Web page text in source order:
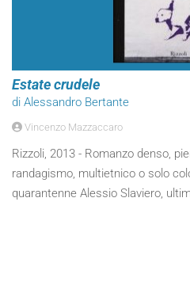
Estate crudele
di Alessandro Bertante
Vincenzo Mazzaccaro
Rizzoli, 2013 - Romanzo denso,
randagismo, multietnico o solo
quarantenne Alessio Slaviero,